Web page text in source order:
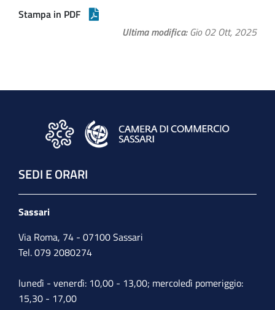
Stampa in PDF
Ultima modifica Gio 02 Ott, 2025
SEDI E ORARI
Sassari
Via Roma, 74 - 07100 Sassari
Tel. 079 2080274
lunedì - venerdì: 10,00 - 13,00; mercoledì pomeriggio:
15,30 - 17,00